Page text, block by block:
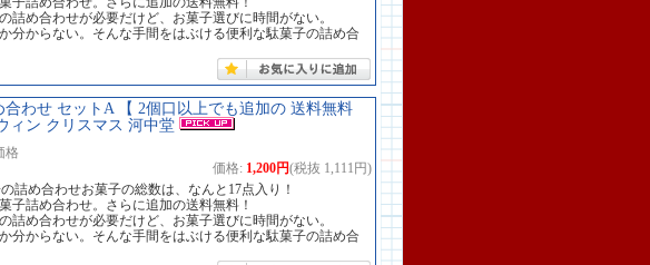
詰め合わせが必要だけど、お菓子選びに時間がない。
分からない。そんな手間をはぶける便利な駄菓子の詰め合
合わせ セットA 【 2個口以上でも追加の 送料無料
ィン クリスマス 河中堂
格
価格: 1,200円(税抜 1,111円)
詰め合わせお菓子の総数は、なんと17点入り！
子詰め合わせ。さらに追加の送料無料！
詰め合わせが必要だけど、お菓子選びに時間がない。
分からない。そんな手間をはぶける便利な駄菓子の詰め合